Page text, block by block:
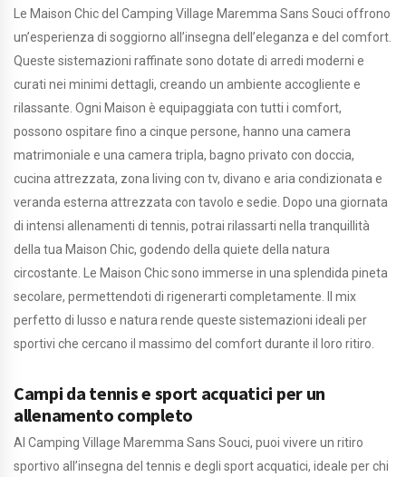
Le Maison Chic del Camping Village Maremma Sans Souci offrono
un’esperienza di soggiorno all’insegna dell’eleganza e del comfort.
Queste sistemazioni raffinate sono dotate di arredi moderni e
curati nei minimi dettagli, creando un ambiente accogliente e
rilassante. Ogni Maison è equipaggiata con tutti i comfort,
possono ospitare fino a cinque persone, hanno una camera
matrimoniale e una camera tripla, bagno privato con doccia,
cucina attrezzata, zona living con tv, divano e aria condizionata e
veranda esterna attrezzata con tavolo e sedie. Dopo una giornata
di intensi allenamenti di tennis, potrai rilassarti nella tranquillità
della tua Maison Chic, godendo della quiete della natura
circostante. Le Maison Chic sono immerse in una splendida pineta
secolare, permettendoti di rigenerarti completamente. Il mix
perfetto di lusso e natura rende queste sistemazioni ideali per
sportivi che cercano il massimo del comfort durante il loro ritiro.
Campi da tennis e sport acquatici per un
allenamento completo
Al Camping Village Maremma Sans Souci, puoi vivere un ritiro
sportivo all’insegna del tennis e degli sport acquatici, ideale per chi